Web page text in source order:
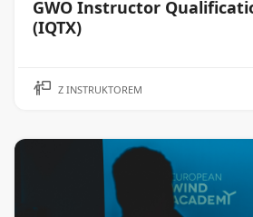
GWO Instructor
(IQTX)
WIĘCEJ
Z INSTRUKTOREM